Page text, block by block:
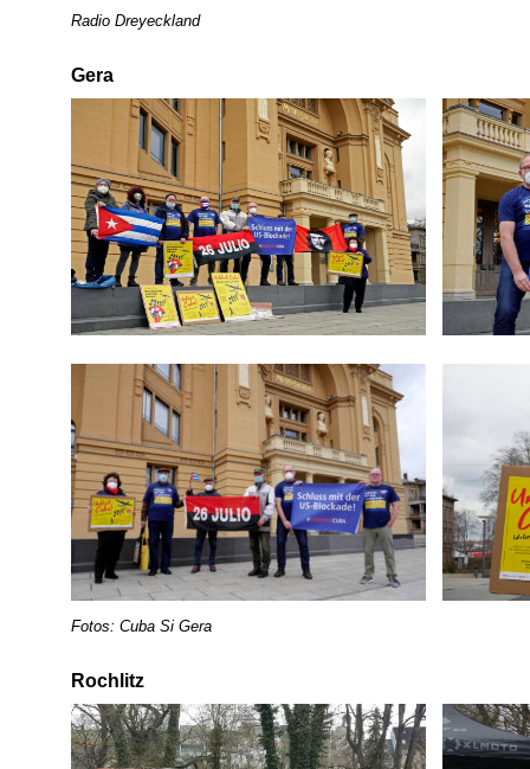
Radio Dreyeckland
Gera
Fotos: Cuba Si Gera
Rochlitz